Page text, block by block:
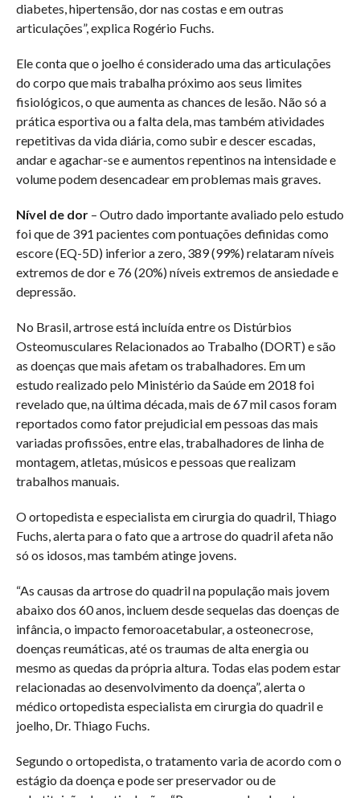
diabetes, hipertensão, dor nas costas e em outras
articulações”, explica Rogério Fuchs.
Ele conta que o joelho é considerado uma das articulações
do corpo que mais trabalha próximo aos seus limites
fisiológicos, o que aumenta as chances de lesão. Não só a
prática esportiva ou a falta dela, mas também atividades
repetitivas da vida diária, como subir e descer escadas,
andar e agachar-se e aumentos repentinos na intensidade e
volume podem desencadear em problemas mais graves.
Nível de dor– Outro dado importante avaliado pelo estudo
foi que de 391 pacientes com pontuações definidas como
escore (EQ-5D) inferior a zero, 389 (99%) relataram níveis
extremos de dor e 76 (20%) níveis extremos de ansiedade e
depressão.
No Brasil, artrose está incluída entre os Distúrbios
Osteomusculares Relacionados ao Trabalho (DORT) e são
as doenças que mais afetam os trabalhadores. Em um
estudo realizado pelo Ministério da Saúde em 2018 foi
revelado que, na última década, mais de 67 mil casos foram
reportados como fator prejudicial em pessoas das mais
variadas profissões, entre elas, trabalhadores de linha de
montagem, atletas, músicos e pessoas que realizam
trabalhos manuais.
O ortopedista e especialista em cirurgia do quadril, Thiago
Fuchs, alerta para o fato que a artrose do quadril afeta não
só os idosos, mas também atinge jovens.
“As causas da artrose do quadril na população mais jovem
abaixo dos 60 anos, incluem desde sequelas das doenças de
infância, o impacto femoroacetabular, a osteonecrose,
doenças reumáticas, até os traumas de alta energia ou
mesmo as quedas da própria altura. Todas elas podem estar
relacionadas ao desenvolvimento da doença”, alerta o
médico ortopedista especialista em cirurgia do quadril e
joelho, Dr. Thiago Fuchs.
Segundo o ortopedista, o tratamento varia de acordo com o
estágio da doença e pode ser preservador ou de